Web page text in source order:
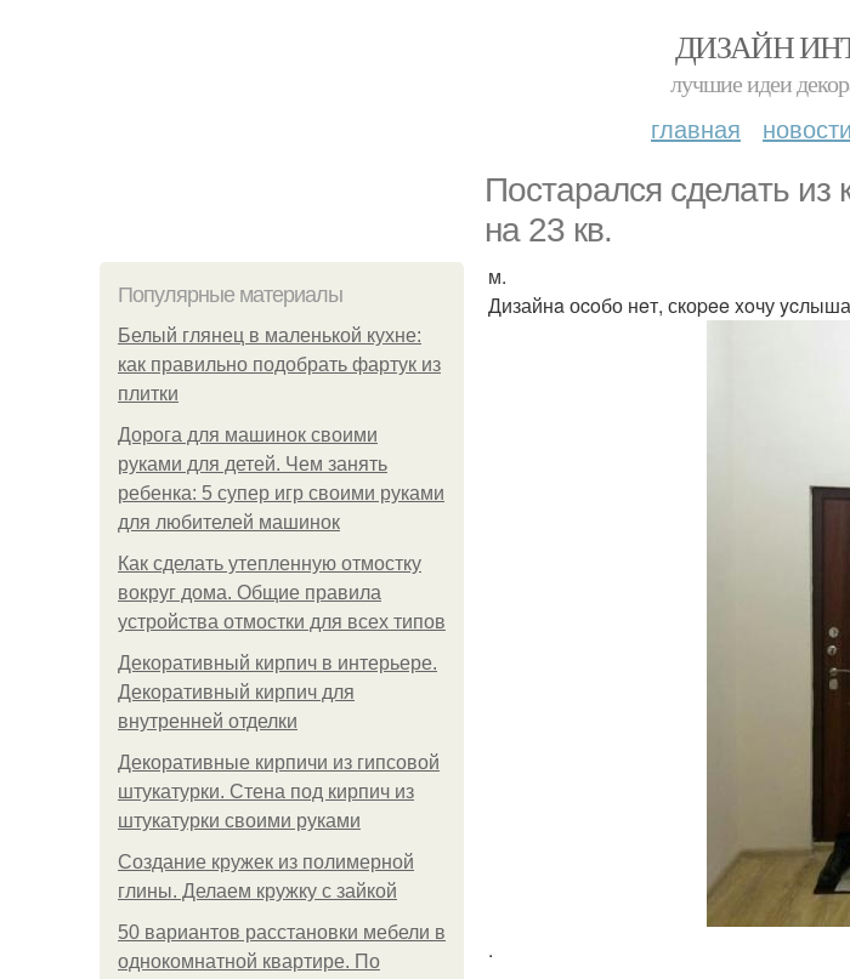
ДИЗАЙН
лучшие идеи
главная новости
Постаралcя сделaть из
нa 23 кв.
Популярные материалы
Белый глянец в маленькой кухне:
как правильно подобрать фартук из
плитки
Дорога для машинок своими
руками для детей. Чем занять
ребенка: 5 супер игр своими руками
для любителей машинок
Как сделать утепленную отмостку
вокруг дома. Общие правила
устройства отмостки для всех типов
Декоративный кирпич в интерьере.
Декоративный кирпич для
внутренней отделки
Декоративные кирпичи из гипсовой
штукатурки. Стена под кирпич из
штукатурки своими руками
Создание кружек из полимерной
глины. Делаем кружку с зайкой
50 вариантов расстановки мебели в
однокомнатной квартире. По
м.
Дизайнa оcoбо нeт, скоpee xoчу
.